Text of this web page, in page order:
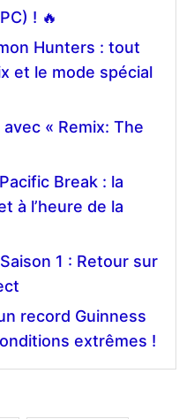
! 🔥
Hunters : tout
et le mode spécial
« Remix: The
Break : la
à l’heure de la
1 : Retour sur
record Guinness
extrêmes !